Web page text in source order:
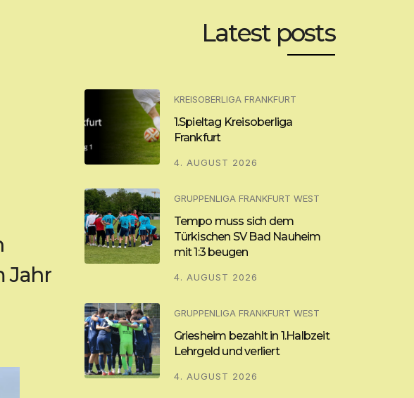
Jahr
Latest posts
KREISOBERLIGA FRANKFURT
1.Spieltag Kreisoberliga
Frankfurt
4. AUGUST 2026
GRUPPENLIGA FRANKFURT WEST
Tempo muss sich dem
Türkischen SV Bad Nauheim
mit 1:3 beugen
4. AUGUST 2026
GRUPPENLIGA FRANKFURT WEST
Griesheim bezahlt in 1.Halbzeit
Lehrgeld und verliert
4. AUGUST 2026